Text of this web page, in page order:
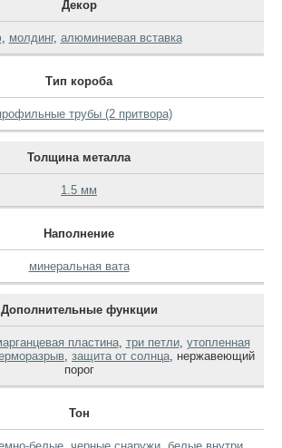
Декор
молдинг, алюминиевая вставка
Тип короба
трубы (2 притвора)
Толщина металла
1.5 мм
Наполнение
минеральная вата
Дополнительные функции
пластина, три петли, утопленная
защита от солнца нержавеющий
порог
Тон